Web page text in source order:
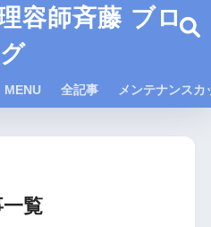
容師斉藤 ブロ
グ
全記事 メンテナンスカ
一覧